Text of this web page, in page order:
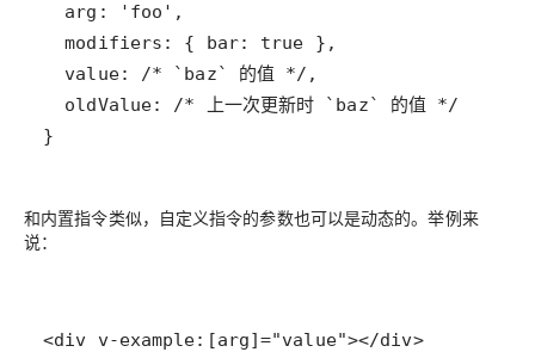
}
和内置指令类似，自定义指令的参数也可以是动态的。举例来
说：
<div v-example:[arg]="value"></div>